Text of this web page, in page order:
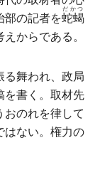
部の記者を蛇蝎
だかつ
からである。
る舞われ、政局
を書く。取材先
おのれを律して
はない。権力の